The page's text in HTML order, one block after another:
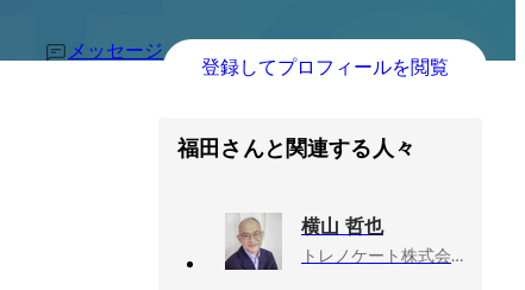
メッセージ
登録してプロフィールを閲覧
福田さんと関連する人々
横山 哲也
トレノケート株式会社, 技術教育エンジニア